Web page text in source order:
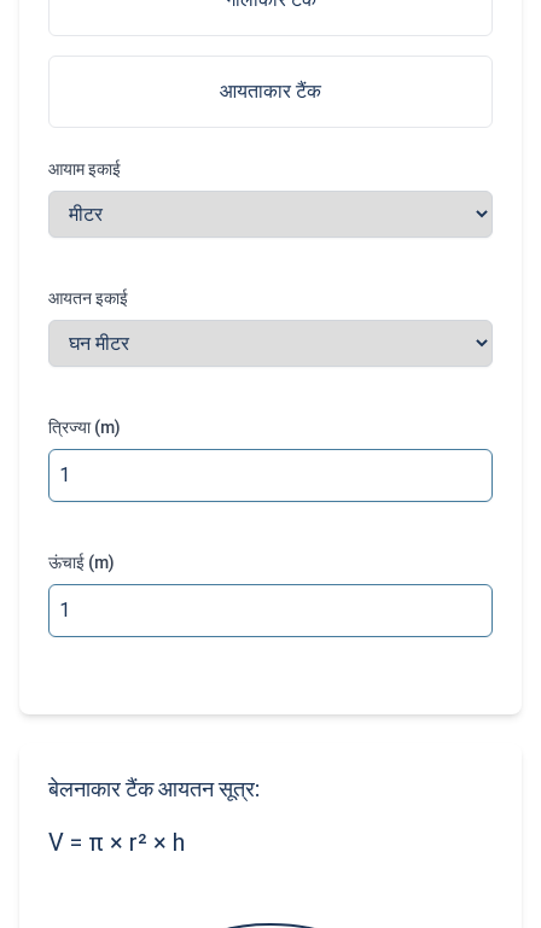
आयताकार टैंक
आयाम इकाई
आयतन इकाई
त्रिज्या(m)
ऊंचाई (m)
बेलनाकार टैंक आयतन सूत्र:
V = π × r² × h